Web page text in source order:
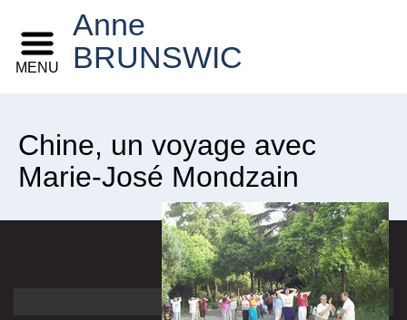
Anne
BRUNSWIC
MENU
Chine, un voyage avec
Marie-José Mondzain